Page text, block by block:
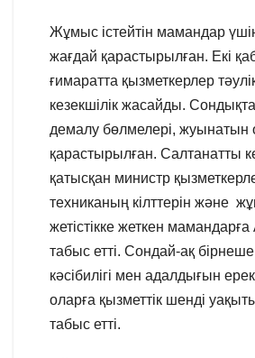
Жұмыс істейтін мамандар
жағдай қарастырылған. Екі
ғимаратта қызметкерлер
кезекшілік жасайды.
демалу бөлмелері, жуынатын
қарастырылған. Салтанатты
қатысқан министр
техниканың кілттерін және
жетістікке жеткен
табыс етті. Сондай-ақ
кәсібилігі мен адалдығын
оларға қызметтік шенді
табыс етті.